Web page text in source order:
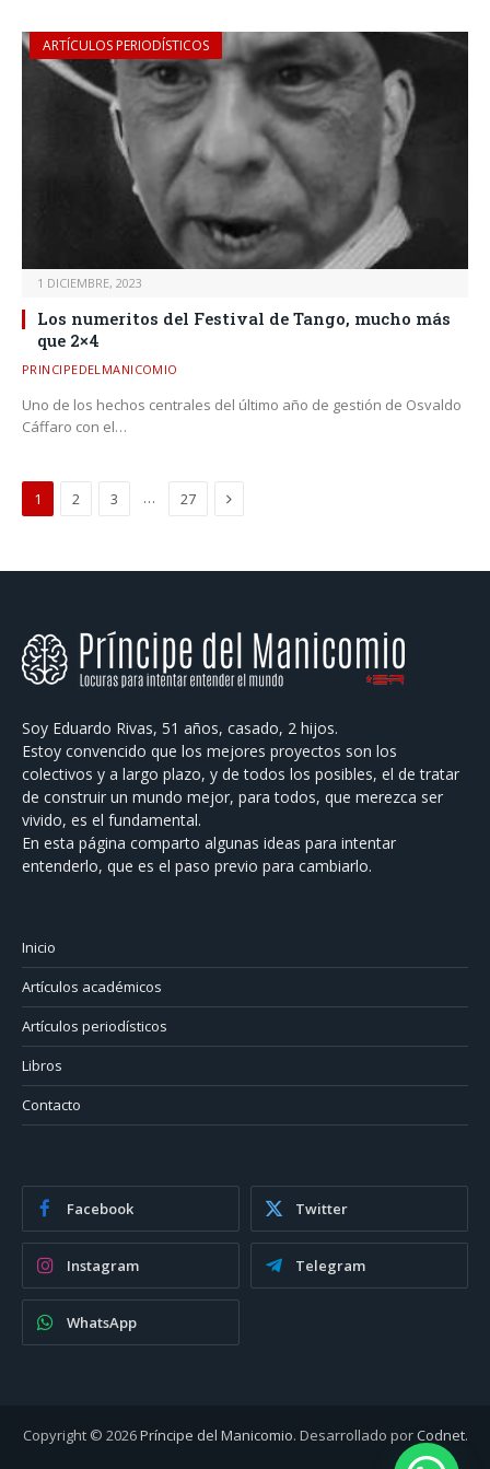
ARTÍCULOS PERIODÍSTICOS
1 DICIEMBRE, 2023
Los numeritos del Festival de Tango, mucho más
que 2×4
PRINCIPEDELMANICOMIO
Uno de los hechos centrales del último año de gestión de Osvaldo
Cáffaro con el…
1 2 3 … 27 Next
Soy Eduardo Rivas, 51 años, casado, 2 hijos.
Estoy convencido que los mejores proyectos son los
colectivos y a largo plazo, y de todos los posibles, el de tratar
de construir un mundo mejor, para todos, que merezca ser
vivido, es el fundamental.
En esta página comparto algunas ideas para intentar
entenderlo, que es el paso previo para cambiarlo.
Inicio
Artículos académicos
Artículos periodísticos
Libros
Contacto
Facebook Twitter
Instagram Telegram
WhatsApp
Copyright © 2026Príncipe del Manicomio. Desarrollado porCodnet.